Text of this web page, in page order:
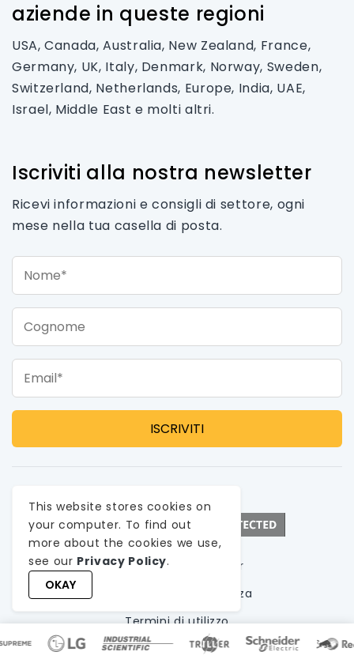
aziende in queste regioni
USA, Canada, Australia, New Zealand, France,
Germany, UK, Italy, Denmark, Norway, Sweden,
Switzerland, Netherlands, Europe, India, UAE,
Israel, Middle East e molti altri.
Iscriviti alla nostra newsletter
Ricevi informazioni e consigli di settore, ogni
mese nella tua casella di posta.
Email*
Iscriviti alla Newsletter
politica sulla riservatezza
Termini di utilizzo
Mappa del sito
This website stores cookies on
your computer. To find out
more about the cookies we use,
see our Privacy Policy.
OKAY